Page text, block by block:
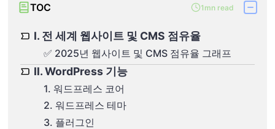
TOC 1mn read
Ⅰ. 전 세계 웹사이트 및 CMS 점유율
✅ 2025년 웹사이트 및 CMS 점유율 그래프
Ⅱ. WordPress 기능
1. 워드프레스 코어
2. 워드프레스 테마
3. 플러그인